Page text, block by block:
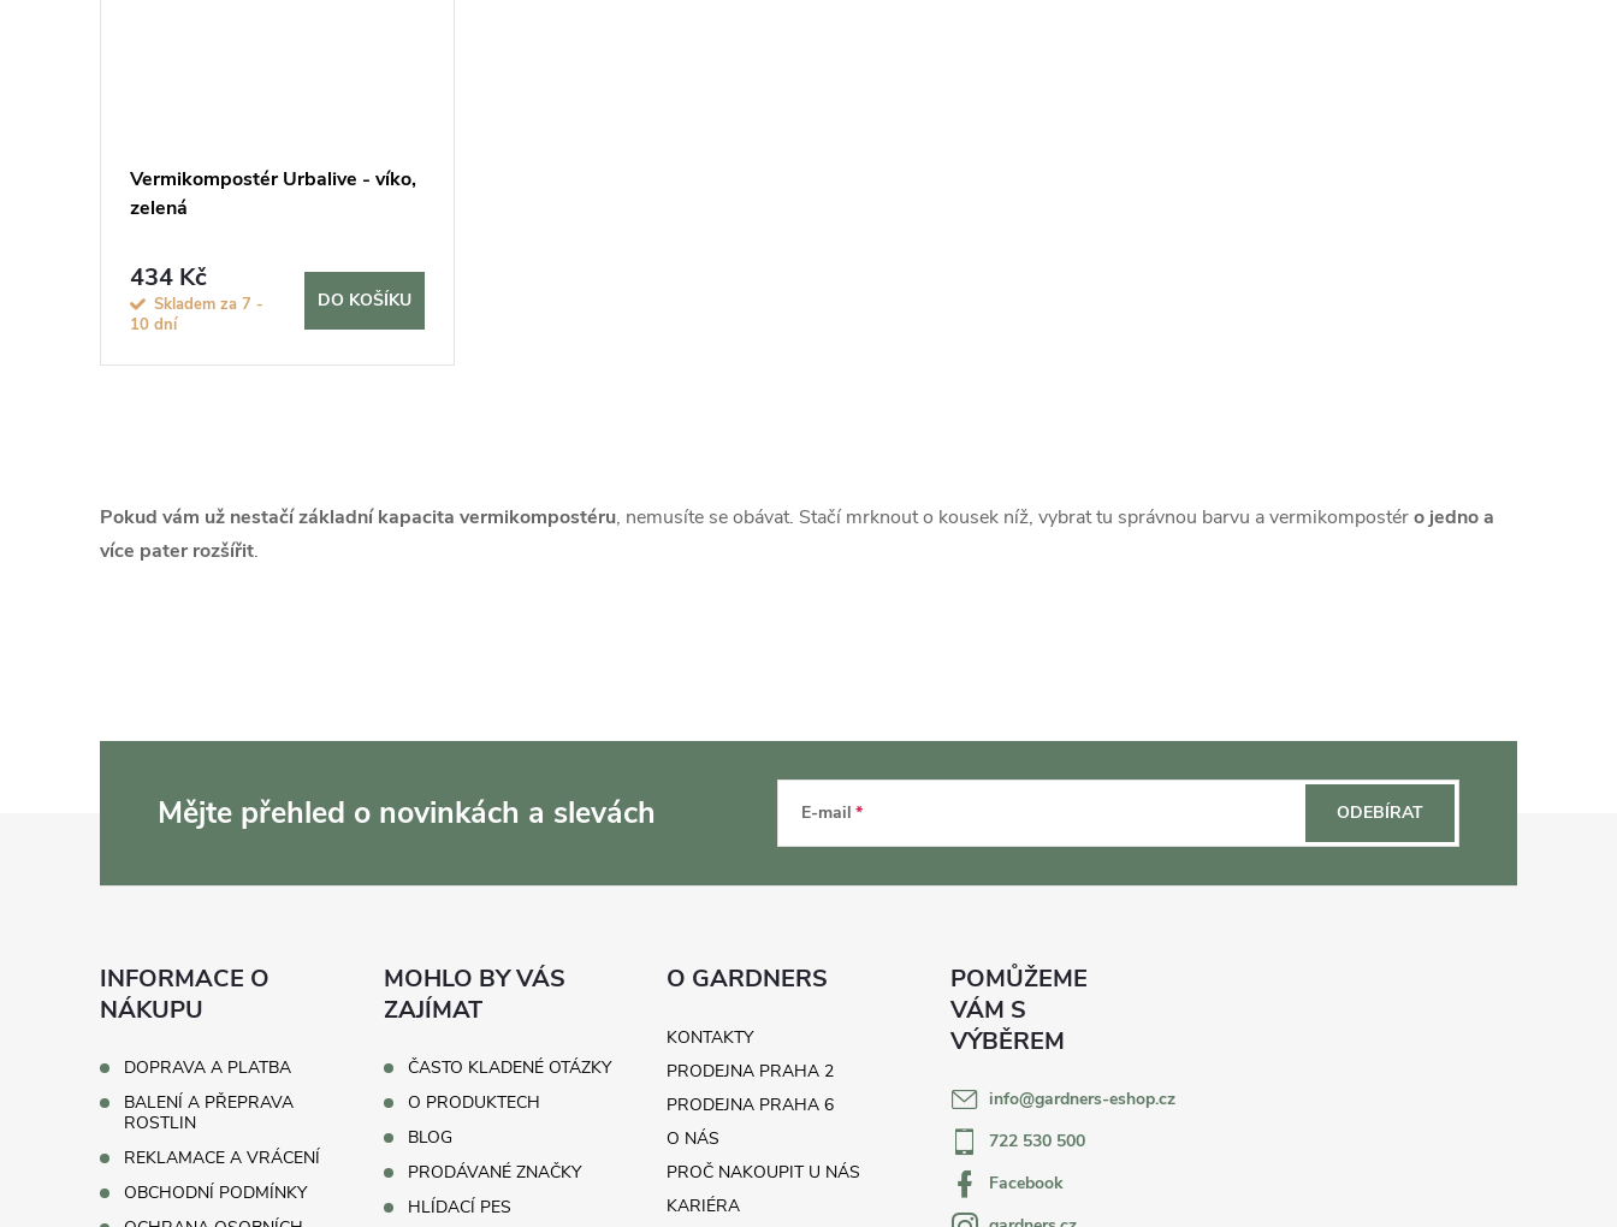
Vermikompostér Urbalive - víko,
zelená
434 Kč
Skladem za 7 -
10 dní
DO KOŠÍKU
v
l
c
r
k
y
v
p
Pokud vám už nestačí základní kapacita vermikompostéru, nemusíte se obávat. Stačí mrknout o kousek níž, vybrat tu správnou barvu a vermikompostéro jedno a
více pater rozšířit.
Mějte přehled o novinkách a slevách E-mail ODEBÍRAT
INFORMACE O
NÁKUPU
DOPRAVA A PLATBA
BALENÍ A PŘEPRAVA
ROSTLIN
REKLAMACE A VRÁCENÍ
OBCHODNÍ PODMÍNKY
MOHLO BY VÁS
ZAJÍMAT
ČASTO KLADENÉ OTÁZKY
O PRODUKTECH
BLOG
PRODÁVANÉ ZNAČKY
HLÍDACÍ PES
O GARDNERS
KONTAKTY
PRODEJNA PRAHA 2
PRODEJNA PRAHA 6
O NÁS
PROČ NAKOUPIT U NÁS
KARIÉRA
info@gardners-eshop.cz
722 530 500
Facebook